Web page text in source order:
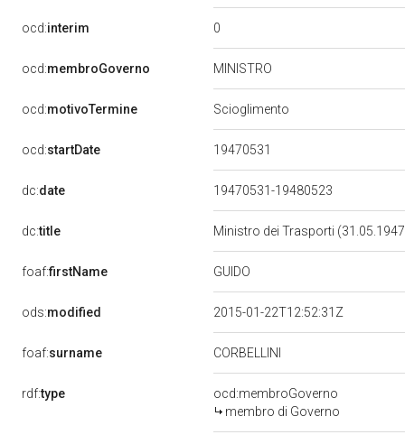
ocd:interim 0
ocd:membroGoverno MINISTRO
ocd:motivoTermine Scioglimento
ocd:startDate 19470531
dc:date 19470531-19480523
dc:title Ministro dei Trasporti
foaf:firstName GUIDO
ods:modified 2015-01-22T12:52:31Z
foaf:surname CORBELLINI
rdf:type
ocd:membroGoverno
membro di Governo